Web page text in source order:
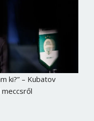
ki?” – Kubatov